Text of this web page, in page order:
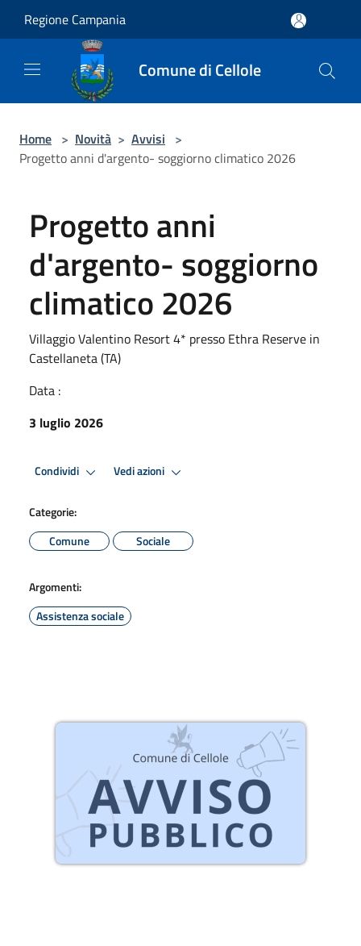
Regione Campania
Comune di Cellole
Home > Novità > Avvisi >
Progetto anni d'argento- soggiorno climatico 2026
Progetto anni
d'argento- soggiorno
climatico 2026
Villaggio Valentino Resort 4* presso Ethra Reserve in
Castellaneta (TA)
Data :
3 luglio 2026
Condividi Vedi azioni
Categorie:
Comune
Sociale
Argomenti:
Assistenza sociale